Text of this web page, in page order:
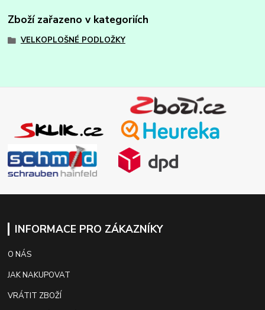
Zboží zařazeno v kategoriích
VELKOPLOŠNÉ PODLOŽKY
INFORMACE PRO ZÁKAZNÍKY
O NÁS
JAK NAKUPOVAT
VRÁTIT ZBOŽÍ